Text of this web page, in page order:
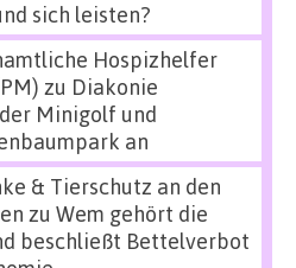
sich leisten?
Hospizhelfer
zu Diakonie
Minigolf und
an
& Tierschutz an den
zu Wem gehört die
beschließt Bettelverbot